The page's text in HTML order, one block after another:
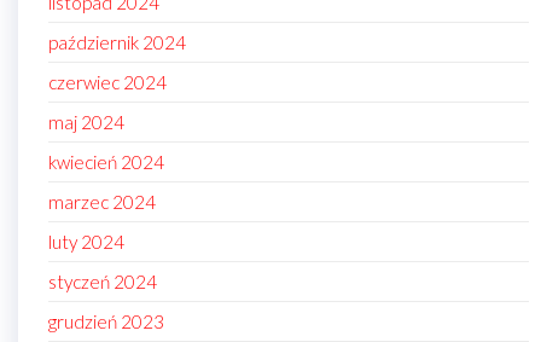
październik 2024
czerwiec 2024
maj 2024
kwiecień 2024
marzec 2024
luty 2024
styczeń 2024
grudzień 2023